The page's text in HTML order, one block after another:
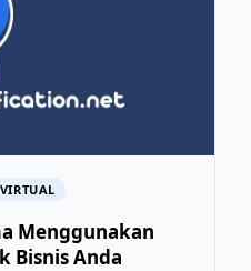
Menggunakan
Bisnis Anda